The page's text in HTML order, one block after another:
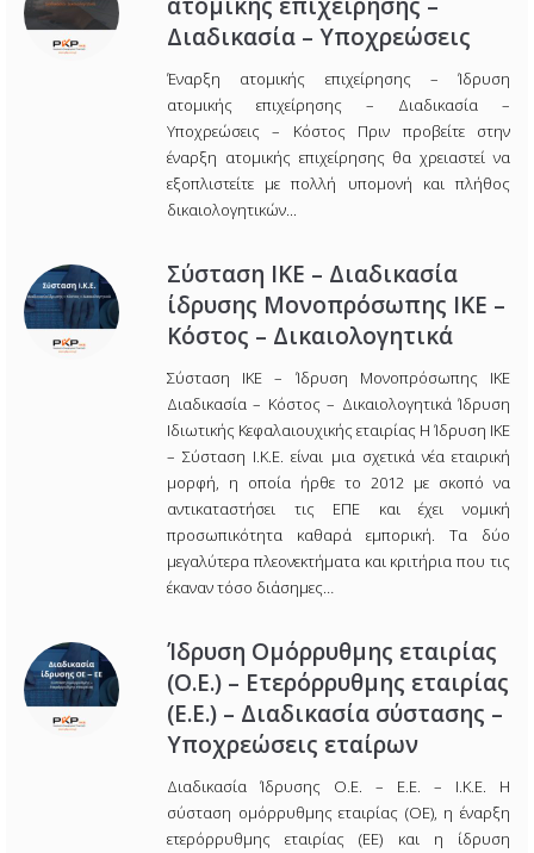
Διαδικασία – Υποχρεώσεις
Έναρξη ατομικής επιχείρησης – Ίδρυση
ατομικής επιχείρησης – Διαδικασία –
Υποχρεώσεις – Κόστος Πριν προβείτε στην
έναρξη ατομικής επιχείρησης θα χρειαστεί να
εξοπλιστείτε με πολλή υπομονή και πλήθος
δικαιολογητικών...
Σύσταση ΙΚΕ – Διαδικασία
ίδρυσης Μονοπρόσωπης ΙΚΕ –
Κόστος – Δικαιολογητικά
Σύσταση ΙΚΕ – Ίδρυση Μονοπρόσωπης ΙΚΕ
Διαδικασία – Κόστος – Δικαιολογητικά Ίδρυση
Ιδιωτικής Κεφαλαιουχικής εταιρίας Η Ίδρυση ΙΚΕ
– Σύσταση Ι.Κ.Ε. είναι μια σχετικά νέα εταιρική
μορφή, η οποία ήρθε το 2012 με σκοπό να
αντικαταστήσει τις ΕΠΕ και έχει νομική
προσωπικότητα καθαρά εμπορική. Τα δύο
μεγαλύτερα πλεονεκτήματα και κριτήρια που τις
έκαναν τόσο διάσημες…
Ίδρυση Ομόρρυθμης εταιρίας
(Ο.Ε.) – Ετερόρρυθμης εταιρίας
(Ε.Ε.) – Διαδικασία σύστασης –
Υποχρεώσεις εταίρων
Διαδικασία Ίδρυσης Ο.Ε. – Ε.Ε. – Ι.Κ.Ε. Η
σύσταση ομόρρυθμης εταιρίας (ΟΕ), η έναρξη
ετερόρρυθμης εταιρίας (ΕΕ) και η ίδρυση